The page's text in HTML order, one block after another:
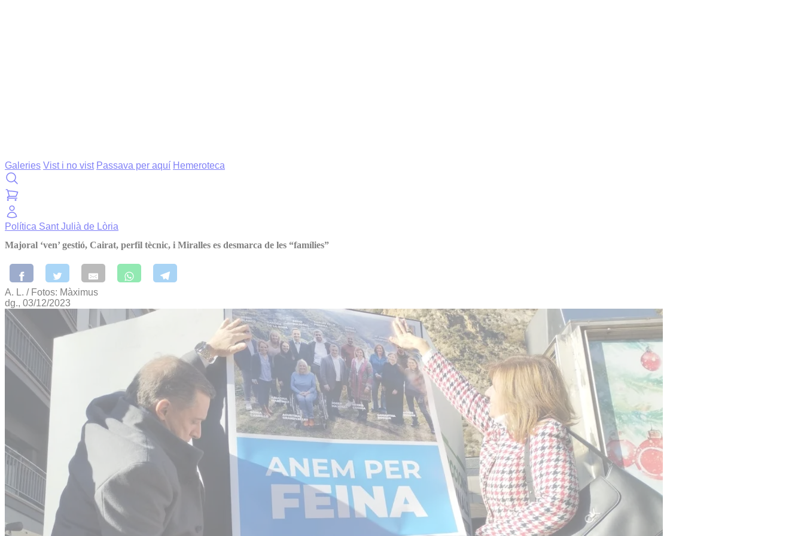
Galeries Vist i no vist Passava per aquí Hemeroteca
Política Sant Julià de Lòria
Majoral ‘ven’ gestió, Cairat, perfil tècnic, i Miralles es desmarca de les “famílies”
A. L. / Fotos: Màximus
dg., 03/12/2023